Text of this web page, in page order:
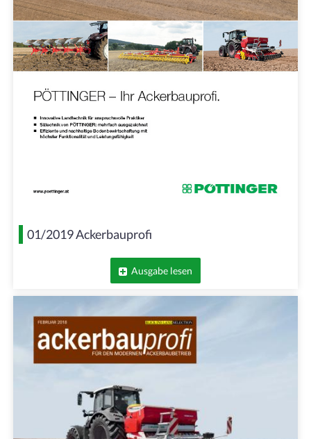
01/2019 Ackerbauprofi
Ausgabe lesen